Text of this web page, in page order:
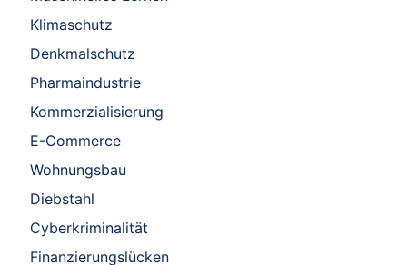
Klimaschutz
Denkmalschutz
Pharmaindustrie
Kommerzialisierung
E-Commerce
Wohnungsbau
Diebstahl
Cyberkriminalität
Finanzierungslücken